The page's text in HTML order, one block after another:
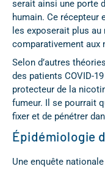
serait ainsi une porte
humain. Ce récepteur
les exposerait plus au
comparativement aux
Selon d’autres
des patients COVID-
protecteur de la
fumeur. Il se pourrait
fixer et de pénétrer
Épidémiologie
Une enquête